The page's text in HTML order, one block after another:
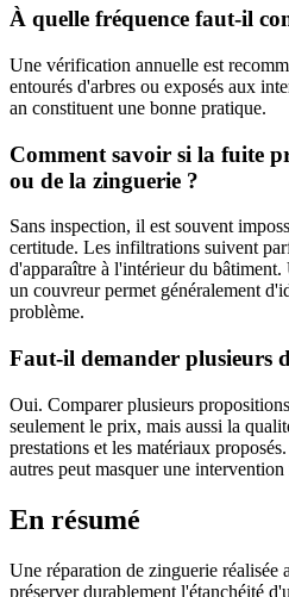
À quelle fréquence faut-il
Une vérification annuelle est
entourés d'arbres ou exposés aux
an constituent une bonne pratique.
Comment savoir si la fuite
ou de la zinguerie ?
Sans inspection, il est souvent
certitude. Les infiltrations suivent
d'apparaître à l'intérieur du
un couvreur permet généralement
problème.
Faut-il demander plusieurs
Oui. Comparer plusieurs
seulement le prix, mais aussi la
prestations et les matériaux
autres peut masquer une
En résumé
Une réparation de zinguerie réalisée
préserver durablement l'étanchéité